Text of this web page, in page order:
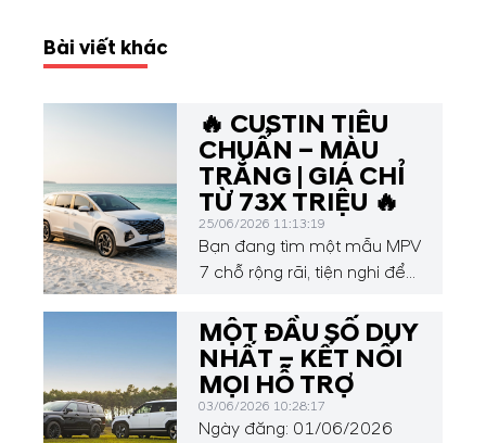
Bài viết khác
🔥 CUSTIN TIÊU
CHUẨN – MÀU
TRẮNG | GIÁ CHỈ
TỪ 73X TRIỆU 🔥
25/06/2026 11:13:19
Bạn đang tìm một mẫu MPV
7 chỗ rộng rãi, tiện nghi để
thời điểm không thể tốt hơn
để sở hữu Hyundai Custin!
Custin Tiêu chuẩn | Màu
Trắng Sẵn xe – Giao ngay
Ưu đãi hấp dẫn tại Hyundai
MỘT ĐẦU SỐ DUY
NHẤT – KẾT NỐI
MỌI HỖ TRỢ
03/06/2026 10:28:17
Ngày đăng: 01/06/2026